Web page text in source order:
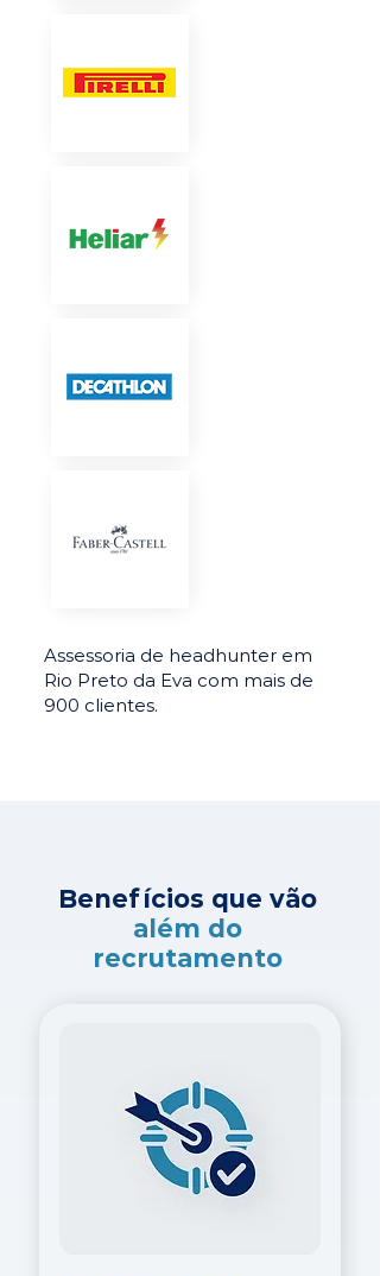
Assessoria de headhunter em
Rio Preto da Eva com mais de
900 clientes.
Benefícios que vão
além do
recrutamento